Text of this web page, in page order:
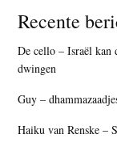
Recente
De cello – Israël kan
dwingen
Guy –
Haiku van Renske –